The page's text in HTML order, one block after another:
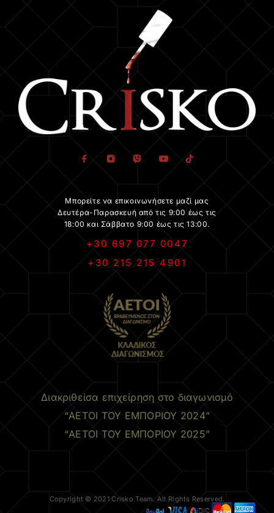
Μπορείτε να επικοινωνήσετε μαζί μας
Δευτέρα-Παρασκευή από τις 9:00 έως τις
18:00 και Σάββατο 9:00 έως τις 13:00.
+30 697 077 0047
+30 215 215 4901
Διακριθείσα επιχείρηση στο διαγωνισμό
“ΑΕΤΟΙ ΤΟΥ ΕΜΠΟΡΙΟΥ 2024”
“ΑΕΤΟΙ ΤΟΥ ΕΜΠΟΡΙΟΥ 2025”
Copyright © 2021 Crisko Team. All Rights Reserved.